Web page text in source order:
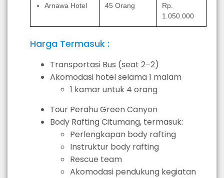
Arnawa Hotel
45 Orang
Rp.
1.050.000
Harga Termasuk :
Transportasi Bus (seat 2–2)
Akomodasi hotel selama 1 malam
1 kamar untuk 4 orang
Tour Perahu Green Canyon
Body Rafting Citumang, termasuk:
Perlengkapan body rafting
Instruktur body rafting
Rescue team
Akomodasi pendukung kegiatan